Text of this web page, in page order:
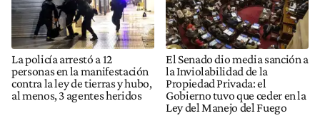
La policía arrestó a 12
personas en la manifestación
contra la ley de tierras y hubo,
al menos, 3 agentes heridos
El Senado dio media sanción a
la Inviolabilidad de la
Propiedad Privada: el
Gobierno tuvo que ceder en la
Ley del Manejo del Fuego